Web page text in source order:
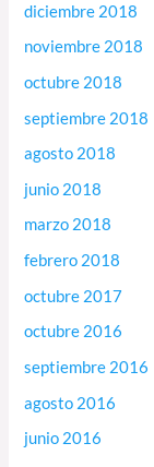
diciembre 2018
noviembre 2018
octubre 2018
septiembre 2018
agosto 2018
junio 2018
marzo 2018
febrero 2018
octubre 2017
octubre 2016
septiembre 2016
agosto 2016
junio 2016